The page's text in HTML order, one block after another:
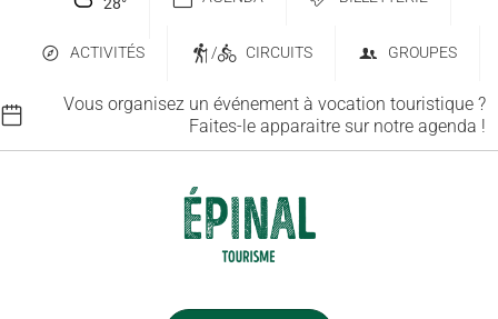
28°
ACTIVITÉS / CIRCUITS GROUPES
Vous organisez un événement à vocation touristique ?
Faites-le apparaitre sur notre agenda !